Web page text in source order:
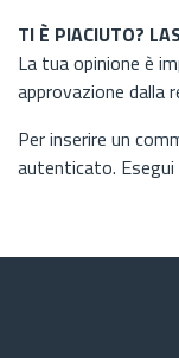
TI È PIACIUTO?
La tua opinione è
approvazione dalla
Per inserire un
autenticato. Esegui